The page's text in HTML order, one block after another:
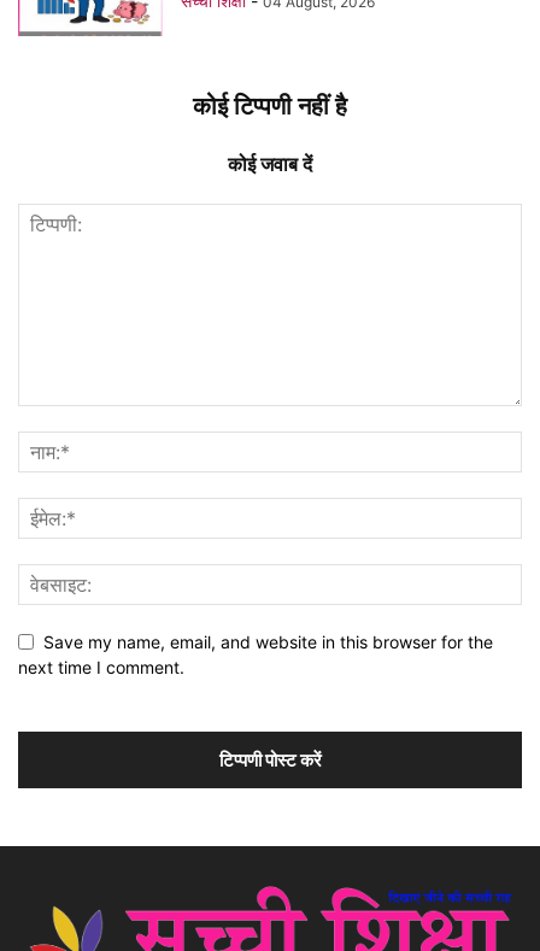
कोई टिप्पणी नहीं है
कोई जवाब दें
Save my name, email, and website in this browser for the
next time I comment.